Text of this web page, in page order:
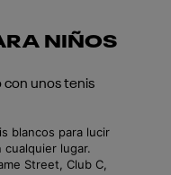
NIÑOS
con unos tenis
blancos para lucir
lugar.
Street, Club C,